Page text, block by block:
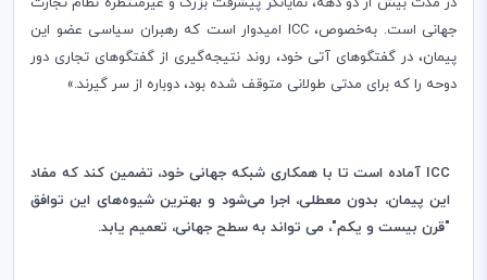
جهانی است. به‌خصوص،ICC امیدوار است که رهبران سیاسی عضو این
پیمان، در گفتگوهای آتی خود، روند نتیجه‌گیری از گفتگوهای تجاری دور
دوحه را که برای مدتی طولانی متوقف شده بود، دوباره از سر گیرند.»
ICC آماده است تا با همکاری شبکه جهانی خود، تضمین کند که مفاد
این پیمان، بدون معطلی، اجرا می‌شود و بهترین شیوه‌های این توافق
"قرن بیست و یکم"، می تواند به سطح جهانی، تعمیم یابد.